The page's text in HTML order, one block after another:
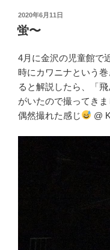
投
稿
日:
2020年6月11日
蛍〜
4月に金沢の児童館で
時にカワニナという
ると解説したら、「
がいたので撮ってきま
偶然撮れた感じ
@